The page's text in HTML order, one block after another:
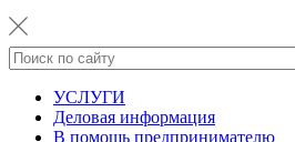
УСЛУГИ
Деловая информация
В помощь предпринимателю